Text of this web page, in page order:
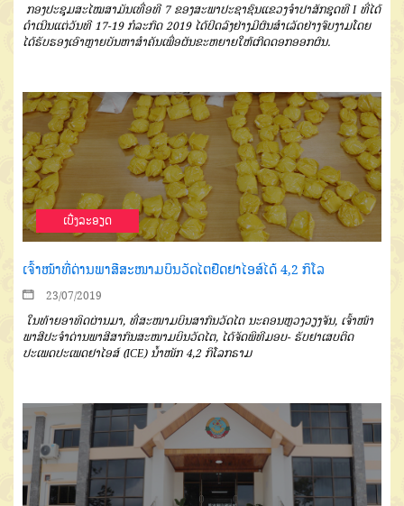
ກອງປະຊຸມສະໄໝສາມັນເທື່ອທີ 7 ຂອງສະພາປະຊາຊົນແຂວງຈໍາປາສັກຊຸດທີ I ທີ່ໄດ້
ດໍາເນີນແຕ່ວັນທີ 17-19 ກໍລະກົດ 2019 ໄດ້ປິດລົງຢ່າງມີຜົນສໍາເລັດຢ່າງຈົບງາມໂດຍ
ໄດ້ຮັບຮອງເອົາຫຼາຍບັນຫາສໍາຄັນເພື່ອຜັນຂະຫຍາຍໃຫ້ເກີດດອກອອກຜົນ.
ເບີ່ງລະອຽດ
ເຈົ້າໜ້າທີ່ດ່ານພາສີສະໜາມບິນວັດໄຕຢືດຢາໄອສ໌ໄດ້ 4,2 ກິໂລ
23/07/2019
ໃນທ້າຍອາທິດຜ່ານມາ, ທີ່ສະໜາມບິນສາກົນວັດໄຕ ນະຄອນຫຼວງວຽງຈັນ, ເຈົ້າໜ້າ
ພາສີປະຈໍາດ່ານພາສີສາກົນສະໜາມບິນວັດໄຕ, ໄດ້ຈັດພິທີມອບ- ຮັບຢາເສບຕິດ
ປະເພດປະເພດຢາໄອສ໌ (ICE) ນໍ້າໜັກ 4,2 ກິໂລກຣາມ